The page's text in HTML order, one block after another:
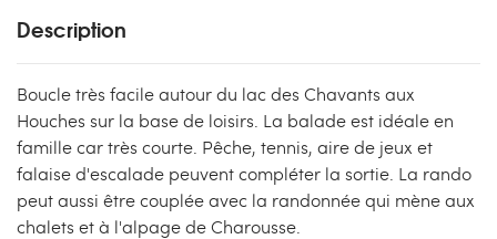
Description
Boucle très facile autour du lac des Chavants aux
Houches sur la base de loisirs. La balade est idéale en
famille car très courte. Pêche, tennis, aire de jeux et
falaise d'escalade peuvent compléter la sortie. La rando
peut aussi être couplée avec la randonnée qui mène aux
chalets et à l'alpage de Charousse.